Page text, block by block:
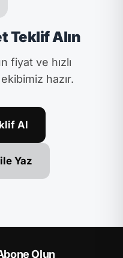
Teklif Alın
fiyat ve hızlı
hazır.
Al
Yaz
Olun